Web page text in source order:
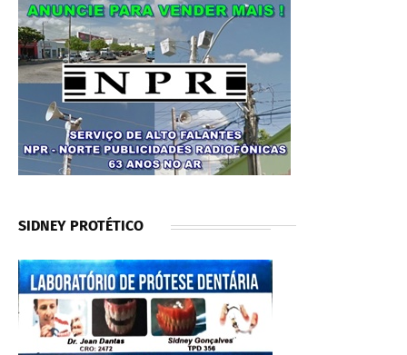
SIDNEY PROTÉTICO